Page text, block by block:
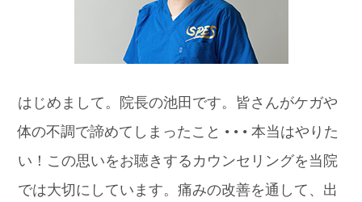
はじめまして。院長の池田です。皆さんがケガや
体の不調で諦めてしまったこと • • • 本当はやりた
い！この思いをお聴きするカウンセリングを当院
では大切にしています。痛みの改善を通して、出